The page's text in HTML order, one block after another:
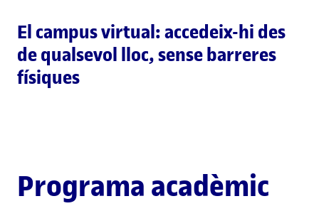
El campus virtual: accedeix-hi des
de qualsevol lloc, sense barreres
físiques
Programa acadèmic